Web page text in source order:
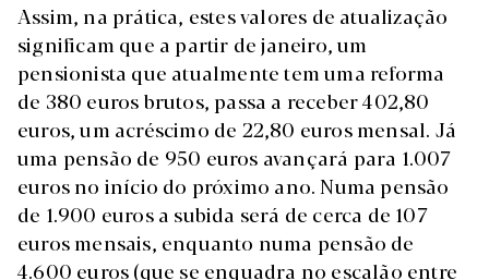
Assim, na prática, estes valores de atualização
significam que a partir de janeiro, um
pensionista que atualmente tem uma reforma
de 380 euros brutos, passa a receber 402,80
euros, um acréscimo de 22,80 euros mensal. Já
uma pensão de 950 euros avançará para 1.007
euros no início do próximo ano. Numa pensão
de 1.900 euros a subida será de cerca de 107
euros mensais, enquanto numa pensão de
4.600 euros (que se enquadra no escalão entre